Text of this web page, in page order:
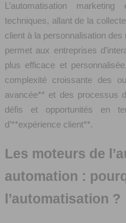
L’automatisation
techniques, allant de la
client à la personnalisation
permet aux entreprises
plus efficace et
complexité croissante des
avancée** et des processus
défis et opportunités en
d’**expérience client**.
Les moteurs de
automation :
l’automatisation ?